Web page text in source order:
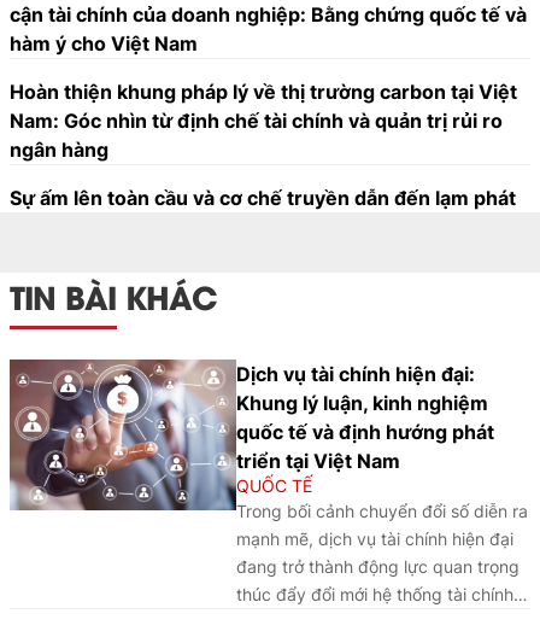
cận tài chính của doanh nghiệp: Bằng chứng quốc tế và
hàm ý cho Việt Nam
Hoàn thiện khung pháp lý về thị trường carbon tại Việt
Nam: Góc nhìn từ định chế tài chính và quản trị rủi ro
ngân hàng
Sự ấm lên toàn cầu và cơ chế truyền dẫn đến lạm phát
TIN BÀI KHÁC
Dịch vụ tài chính hiện đại:
Khung lý luận, kinh nghiệm
quốc tế và định hướng phát
triển tại Việt Nam
QUỐC TẾ
Trong bối cảnh chuyển đổi số diễn ra
mạnh mẽ, dịch vụ tài chính hiện đại
đang trở thành động lực quan trọng
thúc đẩy đổi mới hệ thống tài chính.